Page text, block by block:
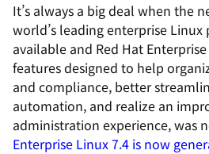
It’s always a big deal when the
world’s leading enterprise
available and Red Hat
features designed to help
and compliance, better
automation, and realize an
administration experience, was
Enterprise Linux 7.4 is now